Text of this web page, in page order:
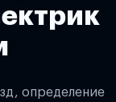
определение